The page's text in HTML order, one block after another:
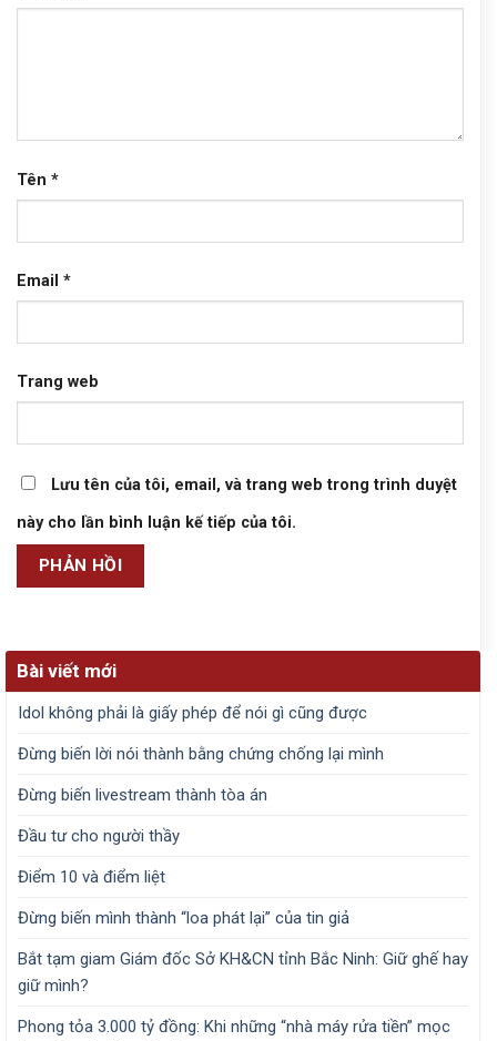
Tên *
Email *
Trang web
Lưu tên của tôi, email, và trang web trong trình duyệt
này cho lần bình luận kế tiếp của tôi.
Bài viết mới
Idol không phải là giấy phép để nói gì cũng được
Đừng biến lời nói thành bằng chứng chống lại mình
Đừng biến livestream thành tòa án
Đầu tư cho người thầy
Điểm 10 và điểm liệt
Đừng biến mình thành “loa phát lại” của tin giả
Bắt tạm giam Giám đốc Sở KH&CN tỉnh Bắc Ninh: Giữ ghế hay
giữ mình?
Phong tỏa 3.000 tỷ đồng: Khi những “nhà máy rửa tiền” mọc